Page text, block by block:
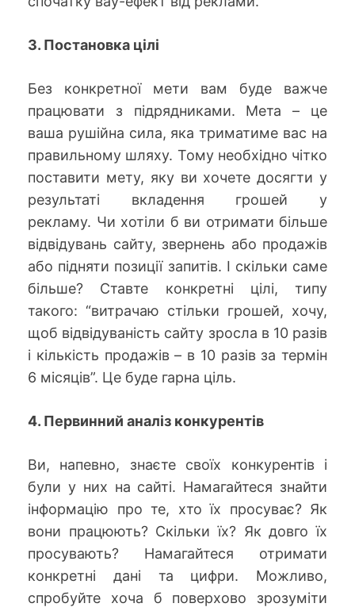
3. Постановка цілі
Без конкретної мети вам буде важче
працювати з підрядниками. Мета – це
ваша рушійна сила, яка триматиме вас на
правильному шляху. Тому необхідно чітко
поставити мету, яку ви хочете досягти у
результаті вкладення грошей у
рекламу. Чи хотіли б ви отримати більше
відвідувань сайту, звернень або продажів
або підняти позиції запитів. І скільки саме
більше? Ставте конкретні цілі, типу
такого: “витрачаю стільки грошей, хочу,
щоб відвідуваність сайту зросла в 10 разів
і кількість продажів – в 10 разів за термін
6 місяців”. Це буде гарна ціль.
4. Первинний аналіз конкурентів
Ви, напевно, знаєте своїх конкурентів і
були у них на сайті. Намагайтеся знайти
інформацію про те, хто їх просуває? Як
вони працюють? Скільки їх? Як довго їх
просувають? Намагайтеся отримати
конкретні дані та цифри. Можливо,
спробуйте хоча б поверхово зрозуміти